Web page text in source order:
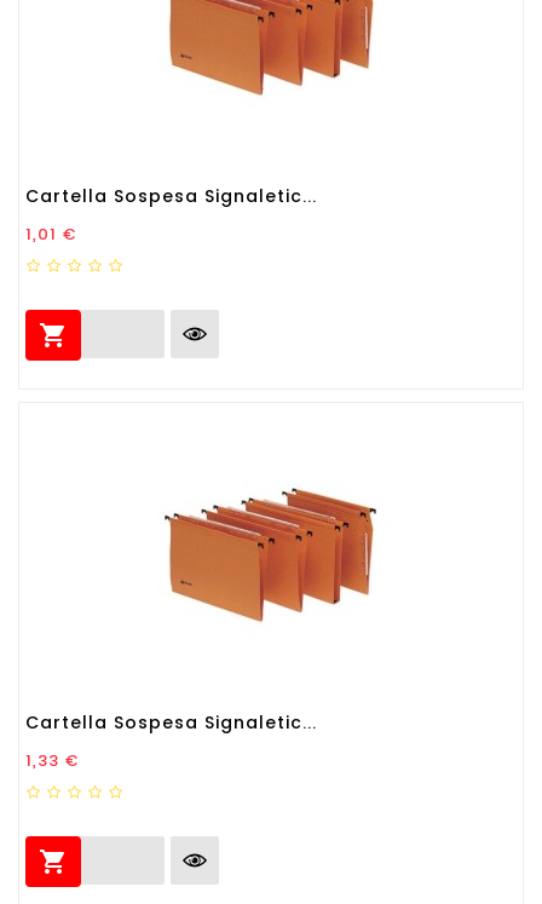
Cartella Sospesa Signaletic...
Prezzo
1,01 €

Cartella Sospesa Signaletic...
Prezzo
1,33 €
